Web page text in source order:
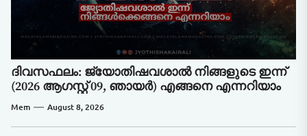
ദിവസഫലം: ജ്യോതിഷവശാൽ നിങ്ങളുടെ ഇന്ന്‌
(2026 ആഗസ്റ്റ് 09, ഞായർ) എങ്ങനെ എന്നറിയാം
Mem August 8, 2026